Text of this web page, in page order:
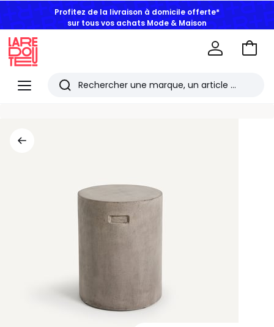
Profitez de la livraison à domicile offerte*
sur tous vos achats Mode & Maison
Menu
Redoute
Rechercher
Aller